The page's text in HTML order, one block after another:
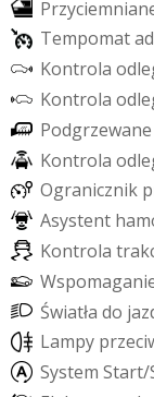
Przyciemnian
Tempomatad
Kontrola odle
Kontrola odle
Podgrzewane
Kontrola odle
Ogranicznik p
Asystent ham
Kontrola trak
Wspomagani
Światła do jaz
Lampy przeci
System Start/